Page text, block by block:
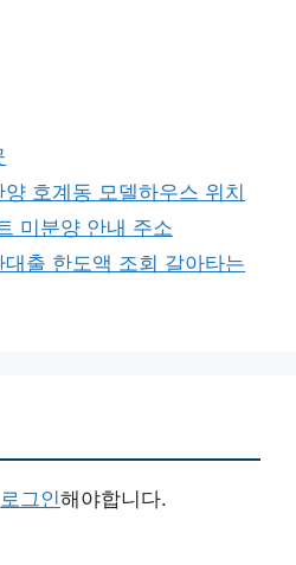
호계동 모델하우스 위치
미분양 안내 주소
출 한도액 조회 갈아타는
로그인해야합니다.